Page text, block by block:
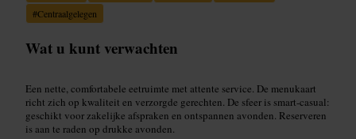
#Centraalgelegen
Wat u kunt verwachten
Een nette, comfortabele eetruimte met attente service. De menukaart
richt zich op kwaliteit en verzorgde gerechten. De sfeer is smart-casual:
geschikt voor zakelijke afspraken en ontspannen avonden. Reserveren
is aan te raden op drukke avonden.